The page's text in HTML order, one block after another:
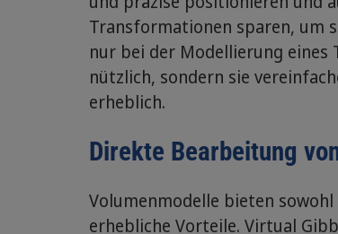
Transformationen sparen, um
nur bei der Modellierung eines
nützlich, sondern sie
erheblich.
Direkte Bearbeitung
Volumenmodelle bieten
erhebliche Vorteile. Virtual